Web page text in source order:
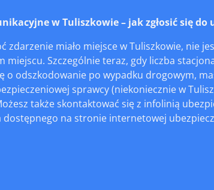
w Tuliszkowie – jak zgłosić się do
zdarzenie miało miejsce w Tuliszkowie, nie
miejscu. Szczególnie teraz, gdy liczba
o odszkodowanie po wypadku drogowym,
sprawcy (niekoniecznie w
także skontaktować się z infolinią
dostępnego na stronie internetowej